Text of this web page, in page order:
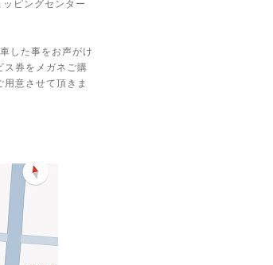
ピングセンター
した事をお声がけ
ス券をメガネご購
意させて頂きま